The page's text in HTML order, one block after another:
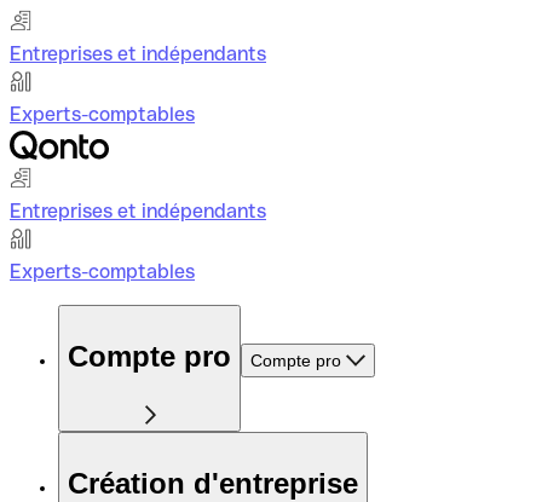
Entreprises et indépendants
Experts-comptables
Entreprises et indépendants
Experts-comptables
Compte pro Compte pro
Création d'entreprise